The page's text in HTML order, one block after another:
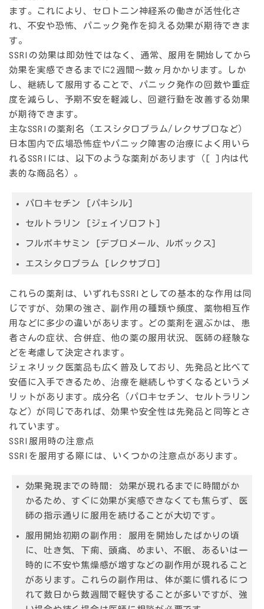
ます。これにより、セロトニン神経系の働きが活性化さ
れ、不安や恐怖、パニック発作を抑える効果が期待できま
す。
SSRIの効果は即効性ではなく、通常、服用を開始してから
効果を実感できるまでに2週間〜数ヶ月かかります。しか
し、継続して服用することで、パニック発作の回数や重症
度を減らし、予期不安を軽減し、回避行動を改善する効果
が期待できます。
主なSSRIの薬剤名（エスシタロプラム/レクサプロなど）
日本国内で広場恐怖症やパニック障害の治療によく用いら
れるSSRIには、以下のような薬剤があります（[ ]内は代
表的な商品名）。
パロキセチン [パキシル]
セルトラリン [ジェイゾロフト]
フルボキサミン [デプロメール、ルボックス]
エスシタロプラム [レクサプロ]
これらの薬剤は、いずれもSSRIとしての基本的な作用は同
じですが、効果の強さ、副作用の種類や頻度、薬物相互作
用などに多少の違いがあります。どの薬剤を選ぶかは、患
者さんの症状、合併症、他の薬の服用状況、医師の経験な
どを考慮して決定されます。
ジェネリック医薬品も広く普及しており、先発品と比べて
安価に入手できるため、治療を継続しやすくなるというメ
リットがあります。成分名（パロキセチン、セルトラリン
など）が同じであれば、効果や安全性は先発品と同等とさ
れています。
SSRI服用時の注意点
SSRIを服用する際には、いくつかの注意点があります。
効果発現までの時間:
効果が現れるまでに時間がか
かるため、すぐに効果が実感できなくても焦らず、医
師の指示通りに服用を続けることが大切です。
服用開始初期の副作用:
服用を開始したばかりの頃
に、吐き気、下痢、頭痛、めまい、不眠、あるいは一
時的に不安や焦燥感が増すなどの副作用が現れること
があります。これらの副作用は、体が薬に慣れるにつ
れて数日から数週間で軽快することが多いですが、強